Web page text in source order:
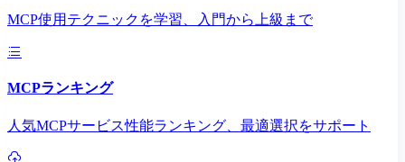
MCP使用テクニックを学習、入門から上級まで
MCPランキング
人気MCPサービス性能ランキング、最適選択をサポート